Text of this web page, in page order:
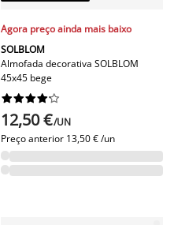
Agora preço ainda mais baixo
SOLBLOM
Almofada decorativa SOLBLOM
45x45 bege






12,50 €/UN
Preço anterior 13,50 € /un